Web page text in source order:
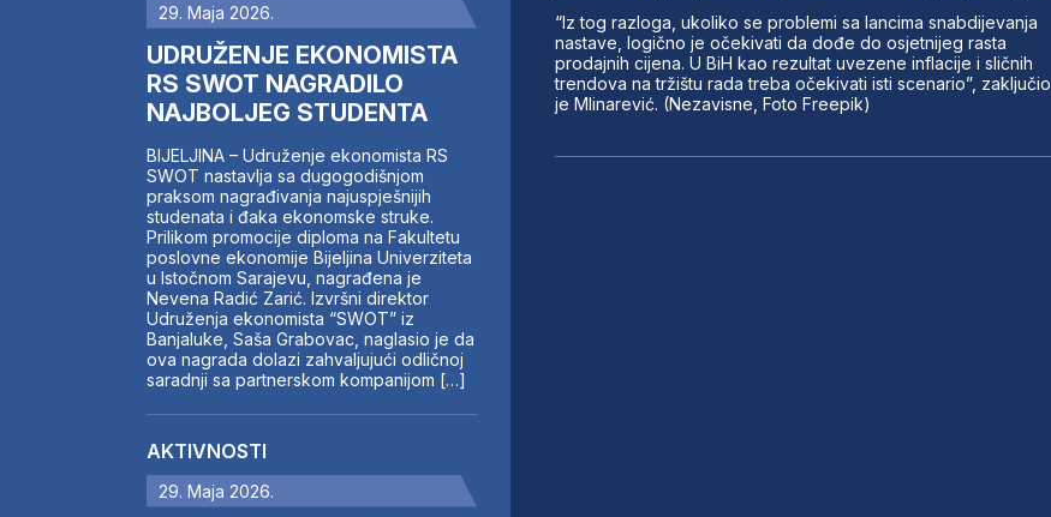
29. Maja 2026.
UDRUŽENJE EKONOMISTA
RS SWOT NAGRADILO
NAJBOLJEG STUDENTA
BIJELJINA – Udruženje ekonomista RS
SWOT nastavlja sa dugogodišnjom
praksom nagrađivanja najuspješnijih
studenata i đaka ekonomske struke.
Prilikom promocije diploma na Fakultetu
poslovne ekonomije Bijeljina Univerziteta
u Istočnom Sarajevu, nagrađena je
Nevena Radić Zarić. Izvršni direktor
Udruženja ekonomista “SWOT” iz
Banjaluke, Saša Grabovac, naglasio je da
ova nagrada dolazi zahvaljujući odličnoj
saradnji sa partnerskom kompanijom […]
AKTIVNOSTI
29. Maja 2026.
“Iz tog razloga, ukoliko se problemi sa lancima snabdijevanja
nastave, logično je očekivati da dođe do osjetnijeg rasta
prodajnih cijena. U BiH kao rezultat uvezene inflacije i sličnih
trendova na tržištu rada treba očekivati isti scenario”, zaključio
je Mlinarević. (Nezavisne, Foto Freepik)